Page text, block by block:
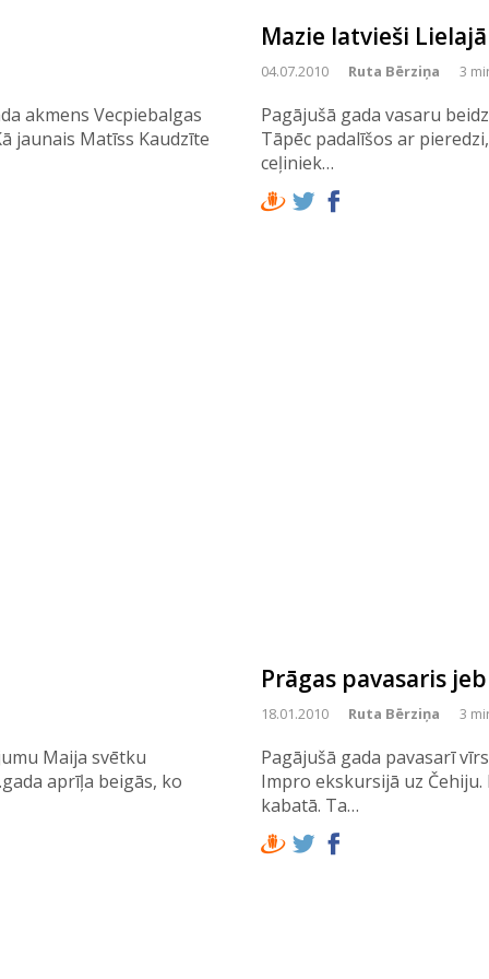
akmens Vecpiebalgas
jaunais Matīss Kaudzīte
Mazie latvieši
04.07.2010 Ruta Bērziņa 3
Pagājušā gada vasaru
Tāpēc padalīšos ar
ceļiniek…
Maija svētku
aprīļa beigās, ko
Prāgas pavasaris
18.01.2010 Ruta Bērziņa 3
Pagājušā gada pavasarī
Impro ekskursijā uz
kabatā. Ta…